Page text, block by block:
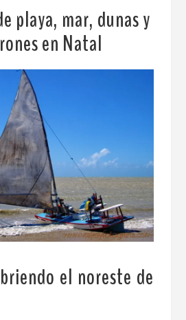
playa, mar, dunas y
en Natal
el noreste de